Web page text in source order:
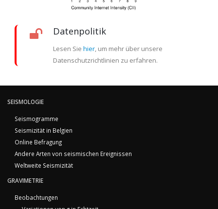
Datenpolitik
Lesen Sie hier, um mehr über unsere
Datenschutzrichtlinien zu erfahren.
SEISMOLOGIE
Seismogramme
Seismizität in Belgien
Online Befragung
Andere Arten von seismischen Ereignissen
Weltweite Seismizität
GRAVIMETRIE
Beobachtungen